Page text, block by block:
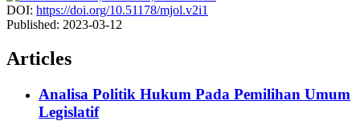
DOI: https://doi.org/10.51178/mjol.v2i1
Published: 2023-03-12
Articles
Analisa Politik Hukum Pada Pemilihan Umum
Legislatif